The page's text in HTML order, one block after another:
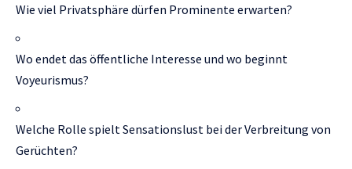
Wie viel Privatsphäre dürfen Prominente erwarten?
Wo endet das öffentliche Interesse und wo beginnt
Voyeurismus?
Welche Rolle spielt Sensationslust bei der Verbreitung von
Gerüchten?